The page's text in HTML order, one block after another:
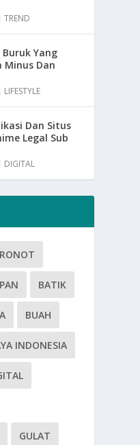
|TREND
Yang
Minus Dan
LIFESTYLE
Dan Situs
Legal Sub
DIGITAL
BATIK
BUAH
INDONESIA
GULAT